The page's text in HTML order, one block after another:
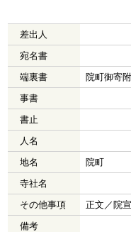
差出人
宛名書
端裏書
院町御寄
事書
書止
人名
地名
院町
寺社名
その他事項
正文／院
備考